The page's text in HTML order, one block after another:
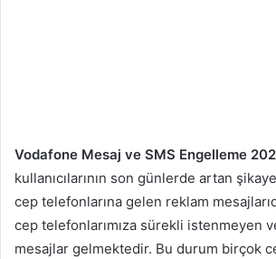
Vodafone Mesaj ve SMS Engelleme
kullanıcılarının son günlerde artan
cep telefonlarına gelen reklam
cep telefonlarımıza sürekli istenmeyen
mesajlar gelmektedir. Bu durum birçok